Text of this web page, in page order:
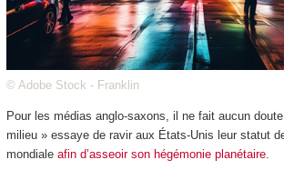
© Adobe Stock - Franklin
Pour les médias anglo-saxons, il ne fait aucun
milieu » essaye de ravir aux États-Unis leur statut
mondiale afin d’asseoir son hégémonie planétaire.